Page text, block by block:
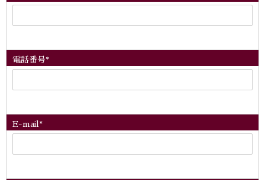
電話番号*
E-mail*